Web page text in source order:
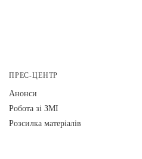
ПРЕС-ЦЕНТР
Анонси
Робота зі ЗМІ
Розсилка матеріалів